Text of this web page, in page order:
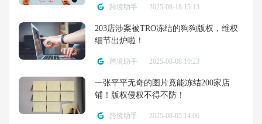
跨境助手 2025-08-18 15:13
203店涉案被TRO冻结的狗狗版权，维权
细节出炉啦！
跨境助手 2025-08-08 10:23
一张平平无奇的图片竟能冻结200家店
铺！版权侵权不得不防！
跨境助手 2025-08-05 14:06